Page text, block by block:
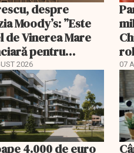
despre
Moody’s: ”Este
de Vinerea Mare
pentru
Miza nu se
în această seară
2026 07
4.000 de euro